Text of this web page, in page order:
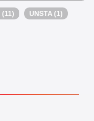
(11) UNSTA(1)